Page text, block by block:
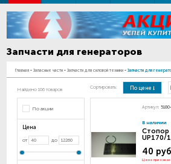
Запчасти для генераторов
Главная - Запасные части - Запчасти для силовой техники - Запчасти для
Найдено 106 товаров
По акции
Цена
от до
Сортировать: По цене
Артикул:
В наличии
Стопор
UP170/
40
Цена при